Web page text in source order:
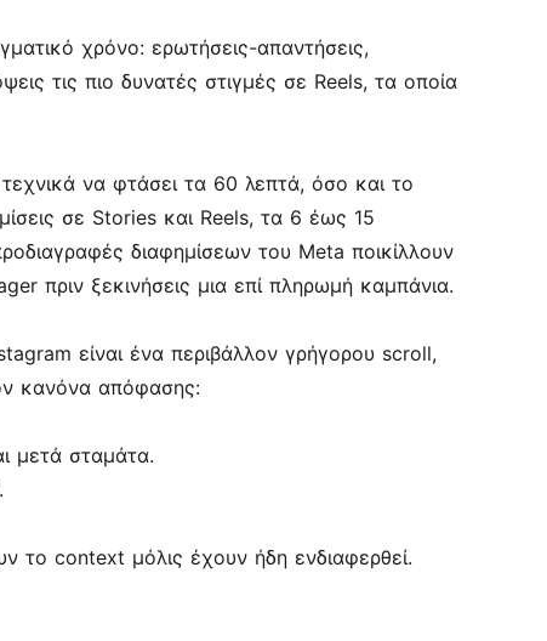
χρόνο: ερωτήσεις-απαντήσεις,
τις πιο δυνατές στιγμές σε Reels, τα οποία
να φτάσει τα 60 λεπτά, όσο και το
σε Stories και Reels, τα 6 έως 15
διαφημίσεων του Meta ποικίλλουν
πριν ξεκινήσεις μια επί πληρωμή καμπάνια.
είναι ένα περιβάλλον γρήγορου scroll,
κανόνα απόφασης:
μετά σταμάτα.
το context μόλις έχουν ήδη ενδιαφερθεί.